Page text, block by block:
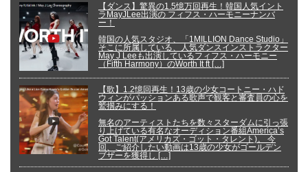
【ダンス】驚異の1.5憶万回再生！韓国人気イント
ラMayJLee出演の フィフス・ハーモニーナンバ
ー！
韓国の人気スタジオ、「1MILLION Dance Studio」
そこに所属している、人気ダンスインストラクター
May J Leeも出演しているフィフス・ハーモニー
（Fifth Harmony）のWorth It ft […]
【歌】1.2憶回再生！13歳の少女コートニー・ハド
ウィンがパッションある歌声で観客と審査員の心を
鷲掴みにする！
無名のアーティストたちを数々スターダムに引っ張
り上げている有名なオーディション番組America’s
Got Talent(アメリカズ・ゴット・タレント)。 今
回、ご紹介したい動画は13歳の少女がゴールデン
ブザーを獲得し […]